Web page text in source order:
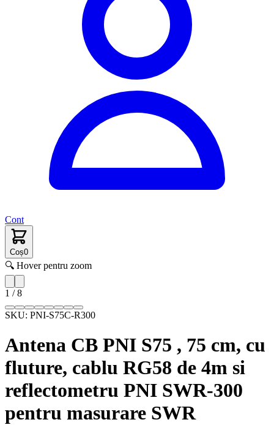
Cont
Coș0
🔍 Hover pentru zoom
1 /8
SKU: PNI-S75C-R300
Antena CB PNI S75 , 75 cm, cu
fluture, cablu RG58 de 4m si
reflectometru PNI SWR-300
pentru masurare SWR